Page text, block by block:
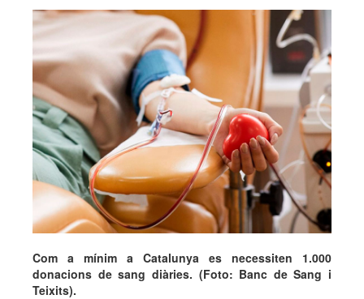
Com a mínim a Catalunya es necessiten 1.000
donacions de sang diàries. (Foto: Banc de Sang i
Teixits).